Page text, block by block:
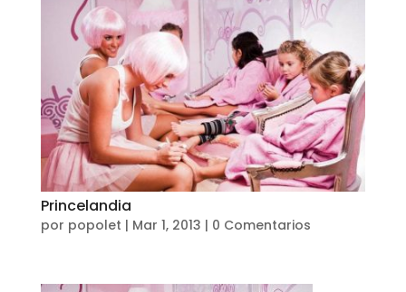
Princelandia
por popolet | Mar 1, 2013 | 0 Comentarios